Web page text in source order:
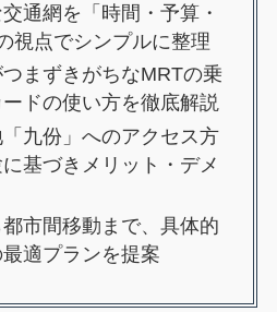
通網を「時間・予算・
視点でシンプルに整理
まずきがちなMRTの乗
ドの使い方を徹底解説
九份」へのアクセス方
基づきメリット・デメ
市間移動まで、具体的
適プランを提案